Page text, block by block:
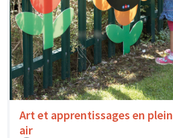
Art et apprentissages en plein
air